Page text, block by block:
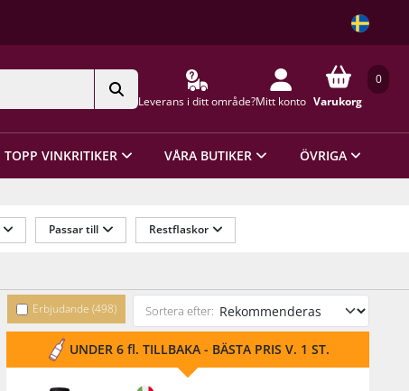
Leverans i ditt område?Mitt konto
0
Varukorg
TOPP VINKRITIKER VÅRA BUTIKER ÖVRIGA
Passar till Restflaskor
Erbjudande (498) Sortera efter:
UNDER 6 fl. TILLBAKA - BÄSTA PRIS V. 1 ST.